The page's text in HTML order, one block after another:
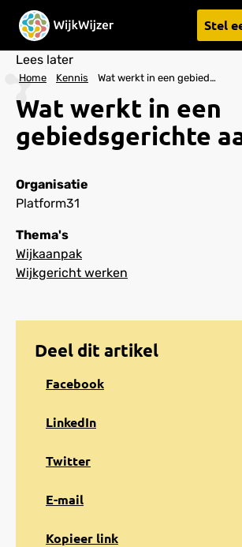
Stel
Home Kennis Wat werkt in een gebiedsgerichte aanpak?
Lees later
Wat werkt in een
gebiedsgerichte
Organisatie
Platform31
Thema's
Wijkaanpak
Wijkgericht werken
Deel dit artikel
Share
Facebook
Facebook
Share
LinkedIn
LinkedIn
Share
Twitter
Twitter
Share
e-
E-mail
Kopiëren
Kopieer link